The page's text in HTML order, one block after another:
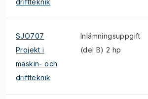
driftteknik
SJO707
Projekt i
maskin- och
driftteknik
Inlämningsuppgift
(del B) 2 hp